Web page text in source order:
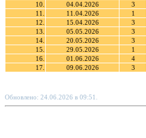
10.
04.04.2026 3
11.
11.04.2026 1
12.
15.04.2026 3
13.
05.05.2026 3
14.
20.05.2026 3
15.
29.05.2026 1
16.
01.06.2026 4
17.
09.06.2026 3
Обновлено: 24.06.2026 в 09:51.